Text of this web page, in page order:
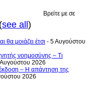
Βρείτε με σε
(see all)
θα μοιάζει έτσι - 5 Αυγούστου
νοημοσύνης – Τι
2026
– Η απάντηση της
2026